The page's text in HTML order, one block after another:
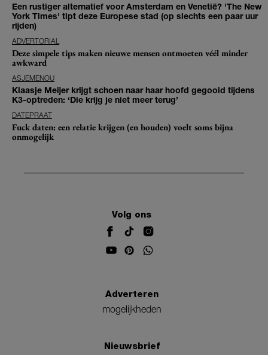
Een rustiger alternatief voor Amsterdam en Venetië? 'The New
York Times' tipt deze Europese stad (op slechts een paar uur
rijden)
ADVERTORIAL
Deze simpele tips maken nieuwe mensen ontmoeten véél minder
awkward
ASJEMENOU
Klaasje Meijer krijgt schoen naar haar hoofd gegooid tijdens
K3-optreden: ‘Die krijg je niet meer terug’
DATEPRAAT
Fuck daten: een relatie krijgen (en houden) voelt soms bijna
onmogelijk
Volg ons
Adverteren
mogelijkheden
Nieuwsbrief